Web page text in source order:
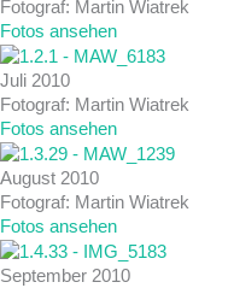
Fotograf: Martin Wiatrek
Fotos ansehen
Juli 2010
Fotograf: Martin Wiatrek
Fotos ansehen
August 2010
Fotograf: Martin Wiatrek
Fotos ansehen
September 2010